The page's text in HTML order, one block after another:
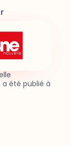
a été publié à